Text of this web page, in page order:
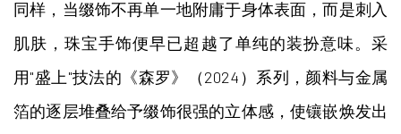
同样，当缀饰不再单一地附庸于身体表面，而是刺入
肌肤，珠宝手饰便早已超越了单纯的装扮意味。采
用"盛上"技法的《森罗》（2024）系列，颜料与金属
箔的逐层堆叠给予缀饰很强的立体感，使镶嵌焕发出